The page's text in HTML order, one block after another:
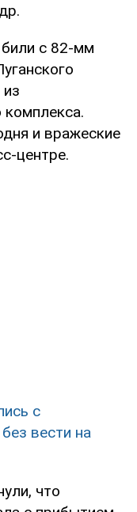
с 82-мм
комплекса.
и вражеские
центре.
с
вести на
что